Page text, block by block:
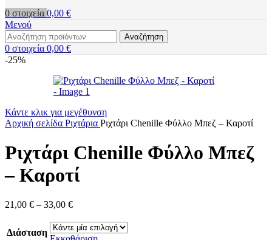
0 στοιχεία 0,00 €
Μενού
Αναζήτηση
0 στοιχεία 0,00 €
-25%
Κάντε κλικ για μεγέθυνση
Αρχική σελίδα Ριχτάρια Ριχτάρι Chenille Φύλλο Μπεζ – Καροτί
Ριχτάρι Chenille Φύλλο Μπεζ
– Καροτί
21,00 € – 33,00 €Price
21,00 €
through
Διάσταση